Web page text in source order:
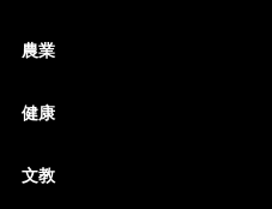
農業
健康
文教